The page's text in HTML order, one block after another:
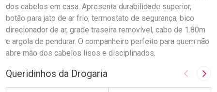
dos cabelos em casa. Apresenta durabilidade superior,
botão para jato de ar frio, termostato de segurança, bico
direcionador de ar, grade traseira removível, cabo de 1.80m
e argola de pendurar. O companheiro perfeito para quem não
abre mão dos cabelos lisos e disciplinados.
Queridinhos da Drogaria Imagem